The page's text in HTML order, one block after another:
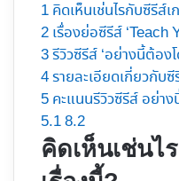
1 คิดเห็นเช่นไรกับซีรีส์
2 เรื่องย่อซีรีส์ ‘Teach
3รีวิวซีรีส์ ‘อย่างนี้ต้อง
4รายละเอียดเกี่ยวกับ
5 คะแนนรีวิวซีรีส์ อย่า
5.18.2
คิดเห็นเช่นไ